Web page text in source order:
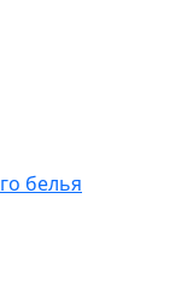
белья